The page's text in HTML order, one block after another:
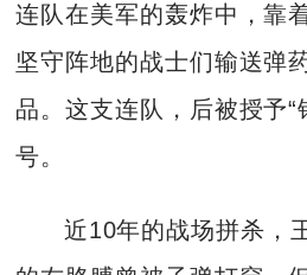
连队在美军的轰炸中，靠
坚守阵地的战士们输送弹
品。这支连队，后被授予“
号。
近10年的战场拼杀，